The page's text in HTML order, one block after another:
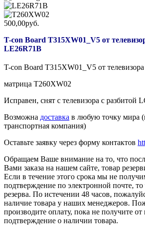
500,00руб.
T-con Board T315XW01_V5 от
LE26R71B
T-con Board T315XW01_V5 от
матрица T260XW02
Исправен, снят с телевизора с разбитой
Возможна доставка в любую точку мира
транспортная компания)
Оставьте заявку через форму контактов
Обращаем Ваше внимание на то, что
Вами заказа на нашем сайте, товар
Если в течение этого срока мы не
подтверждение по электронной почте, то
резерва. По истечении 48 часов,
наличие товара у наших менеджеров.
производите оплату, пока не получите
подтверждение о наличии товара.